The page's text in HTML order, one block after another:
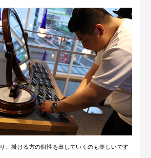
、掛ける方の個性を出していくのも楽しいです